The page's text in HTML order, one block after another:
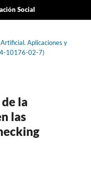
Social
Aplicaciones y
10176-02-7)
la
las